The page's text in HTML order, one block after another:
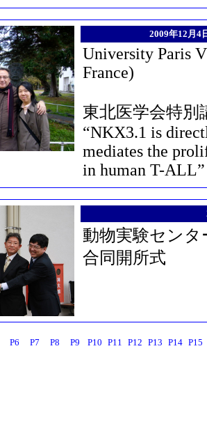
2009年12月4
University Paris
France)
東北医学会特別
“NKX3.1 is
mediates the
in human T-ALL”
動物実験センタ
合同開所式
P6 P7 P8 P9 P10 P11 P12 P13 P14 P15